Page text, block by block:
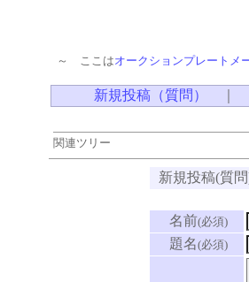
～ ここはオークションプレートメ
新規投稿（質問）
関連ツリー
新規投稿(質
名前(必須)
題名(必須)